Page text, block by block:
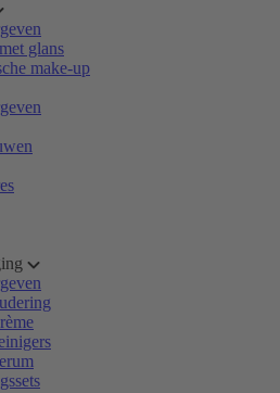
glans
make-up